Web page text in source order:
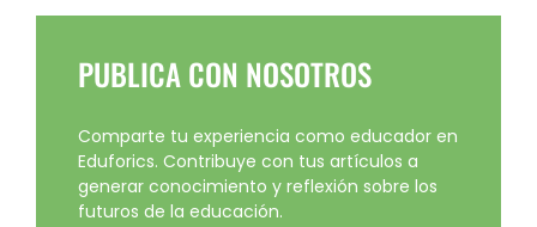
PUBLICA CON NOSOTROS
Comparte tu experiencia como educador en
Eduforics. Contribuye con tus artículos a
generar conocimiento y reflexión sobre los
futuros de la educación.